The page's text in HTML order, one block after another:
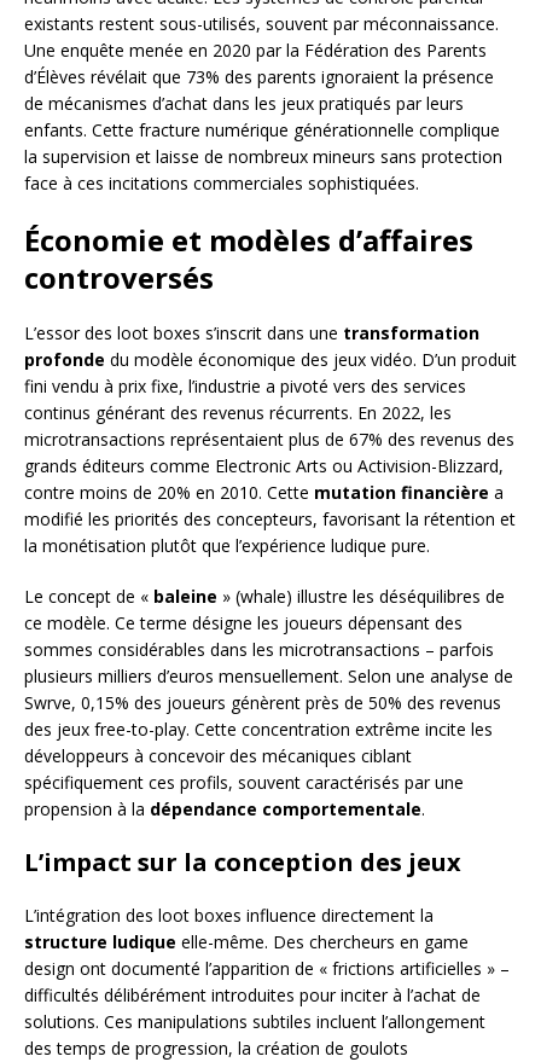
existants restent sous-utilisés, souvent par méconnaissance.
Une enquête menée en 2020 par la Fédération des Parents
d’Élèves révélait que 73% des parents ignoraient la présence
de mécanismes d’achat dans les jeux pratiqués par leurs
enfants. Cette fracture numérique générationnelle complique
la supervision et laisse de nombreux mineurs sans protection
face à ces incitations commerciales sophistiquées.
Économie et modèles d’affaires
controversés
L’essor des loot boxes s’inscrit dans une transformation
profonde du modèle économique des jeux vidéo. D’un produit
fini vendu à prix fixe, l’industrie a pivoté vers des services
continus générant des revenus récurrents. En 2022, les
microtransactions représentaient plus de 67% des revenus des
grands éditeurs comme Electronic Arts ou Activision-Blizzard,
contre moins de 20% en 2010. Cette mutation financière a
modifié les priorités des concepteurs, favorisant la rétention et
la monétisation plutôt que l’expérience ludique pure.
Le concept de « baleine » (whale) illustre les déséquilibres de
ce modèle. Ce terme désigne les joueurs dépensant des
sommes considérables dans les microtransactions – parfois
plusieurs milliers d’euros mensuellement. Selon une analyse de
Swrve, 0,15% des joueurs génèrent près de 50% des revenus
des jeux free-to-play. Cette concentration extrême incite les
développeurs à concevoir des mécaniques ciblant
spécifiquement ces profils, souvent caractérisés par une
propension à la dépendance comportementale.
L’impact sur la conception des jeux
L’intégration des loot boxes influence directement la
structure ludique elle-même. Des chercheurs en game
design ont documenté l’apparition de « frictions artificielles » –
difficultés délibérément introduites pour inciter à l’achat de
solutions. Ces manipulations subtiles incluent l’allongement
des temps de progression, la création de goulots